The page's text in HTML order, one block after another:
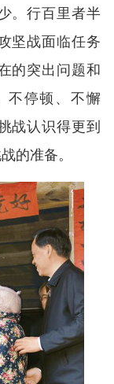
。行百里者半
坚战面临任务
的突出问题和
不停顿、不懈
战认识得更到
的准备。